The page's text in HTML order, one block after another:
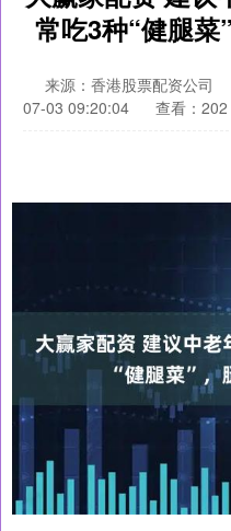
常吃3种“健腿
来源：香港股票配资公司
07-03 09:20:04
查看：202